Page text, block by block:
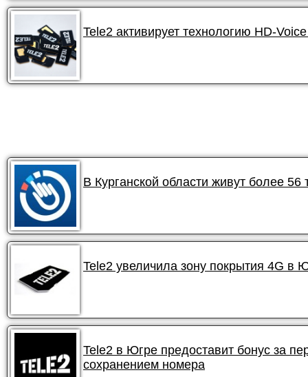
Tele2 активирует технологию HD-
В Курганской области живут более
Tele2 увеличила зону покрытия 4G в
Tele2 в Югре предоставит бонус за
сохранением номера